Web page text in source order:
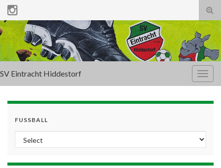
SV Eintracht Hiddestorf
FUSSBALL